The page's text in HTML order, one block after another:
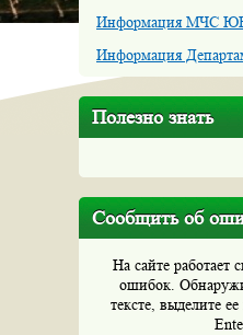
Информация МЧС
Информация
Полезно знать
Сообщить об
На сайте работает
ошибок.
тексте, выделите